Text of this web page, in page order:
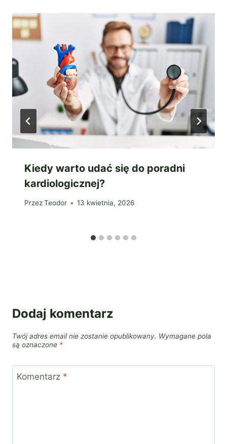
Kiedy warto udać się do poradni
kardiologicznej?
PrzezTeodor 13 kwietnia, 2026
Dodaj komentarz
Twój adres email nie zostanie opublikowany. Wymagane pola
są oznaczone *
Komentarz *